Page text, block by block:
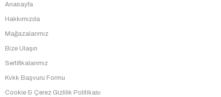
Anasayfa
Hakkımızda
Mağazalarımız
Bize Ulaşın
Sertifikalarımız
Kvkk Başvuru Formu
Cookie & Çerez Gizlilik Politikası